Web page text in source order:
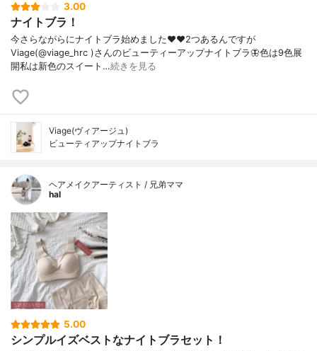
3.00
ナイトブラ！
今さらながらにナイトブラ始めました❤️❤️2つあるんですが
Viage(@viage_hrc )さんのビューティーアップナイトブラ🦋色は9色展
開私は新色のスイート…続きを見る
Viage(ヴィアージュ)
ビューティアップナイトブラ
ヘアメイクアーティスト / 兄弟ママ
hal
5.00
シンプルイズベストなナイトブラセット！